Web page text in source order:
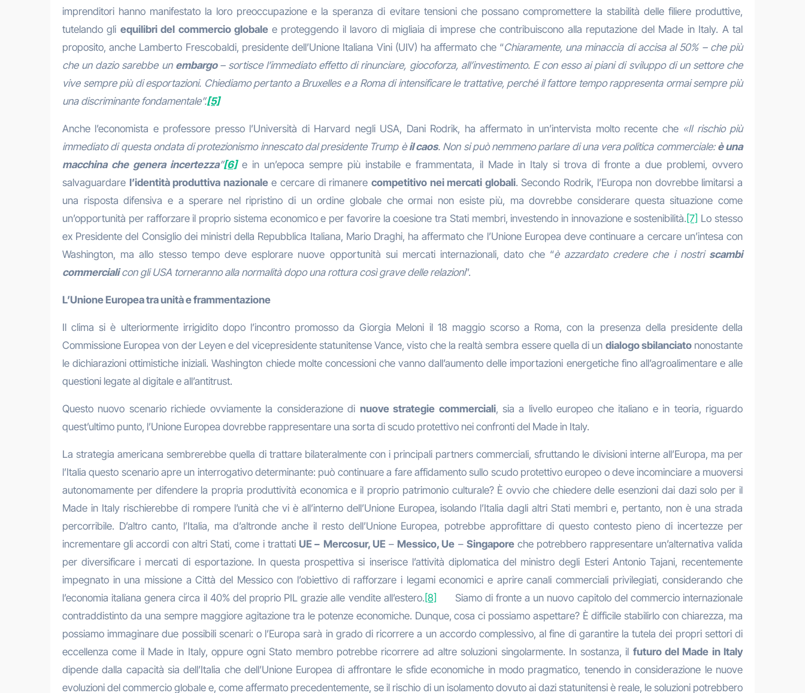
imprenditori hanno manifestato la loro preoccupazione e la speranza di evitare tensioni che possano compromettere la stabilità delle filiere produttive,
tutelando gli equilibri del commercio globale e proteggendo il lavoro di migliaia di imprese che contribuiscono alla reputazione del Made in Italy. A tal
proposito, anche Lamberto Frescobaldi, presidente dell’Unione Italiana Vini (UIV) ha affermato che “Chiaramente, una minaccia di accisa al 50% – che più
che un dazio sarebbe un embargo – sortisce l’immediato effetto di rinunciare, giocoforza, all’investimento. E con esso ai piani di sviluppo di un settore che
vive sempre più di esportazioni. Chiediamo pertanto a Bruxelles e a Roma di intensificare le trattative, perché il fattore tempo rappresenta ormai sempre più
una discriminante fondamentale”.[5]
Anche l’economista e professore presso l’Università di Harvard negli USA, Dani Rodrik, ha affermato in un’intervista molto recente che «Il rischio più
immediato di questa ondata di protezionismo innescato dal presidente Trump è il caos. Non si può nemmeno parlare di una vera politica commerciale: è una
macchina che genera incertezza”[6] e in un’epoca sempre più instabile e frammentata, il Made in Italy si trova di fronte a due problemi, ovvero
salvaguardare l’identità produttiva nazionalee cercare di rimanere competitivo nei mercati globali. Secondo Rodrik, l’Europa non dovrebbe limitarsi a
una risposta difensiva e a sperare nel ripristino di un ordine globale che ormai non esiste più, ma dovrebbe considerare questa situazione come
un’opportunità per rafforzare il proprio sistema economico e per favorire la coesione tra Stati membri, investendo in innovazione e sostenibilità.[7] Lo stesso
ex Presidente del Consiglio dei ministri della Repubblica Italiana, Mario Draghi, ha affermato che l’Unione Europea deve continuare a cercare un’intesa con
Washington, ma allo stesso tempo deve esplorare nuove opportunità sui mercati internazionali, dato che “è azzardato credere che i nostri scambi
commercialicon gli USA torneranno alla normalità dopo una rottura così grave delle relazioni”.
L’Unione Europea tra unità e frammentazione
Il clima si è ulteriormente irrigidito dopo l’incontro promosso da Giorgia Meloni il 18 maggio scorso a Roma, con la presenza della presidente della
Commissione Europea von der Leyen e del vicepresidente statunitense Vance, visto che la realtà sembra essere quella di un dialogo sbilanciatononostante
le dichiarazioni ottimistiche iniziali. Washington chiede molte concessioni che vanno dall’aumento delle importazioni energetiche fino all’agroalimentare e alle
questioni legate al digitale e all’antitrust.
Questo nuovo scenario richiede ovviamente la considerazione di nuove strategie commerciali, sia a livello europeo che italiano e in teoria, riguardo
quest’ultimo punto, l’Unione Europea dovrebbe rappresentare una sorta di scudo protettivo nei confronti del Made in Italy.
La strategia americana sembrerebbe quella di trattare bilateralmente con i principali partners commerciali, sfruttando le divisioni interne all’Europa, ma per
l’Italia questo scenario apre un interrogativo determinante: può continuare a fare affidamento sullo scudo protettivo europeo o deve incominciare a muoversi
autonomamente per difendere la propria produttività economica e il proprio patrimonio culturale? È ovvio che chiedere delle esenzioni dai dazi solo per il
Made in Italy rischierebbe di rompere l’unità che vi è all’interno dell’Unione Europea, isolando l’Italia dagli altri Stati membri e, pertanto, non è una strada
percorribile. D’altro canto, l’Italia, ma d’altronde anche il resto dell’Unione Europea, potrebbe approfittare di questo contesto pieno di incertezze per
incrementare gli accordi con altri Stati, come i trattatiUE – Mercosur, UE –Messico, Ue – Singaporeche potrebbero rappresentare un’alternativa valida
per diversificare i mercati di esportazione. In questa prospettiva si inserisce l’attività diplomatica del ministro degli Esteri Antonio Tajani, recentemente
impegnato in una missione a Città del Messico con l’obiettivo di rafforzare i legami economici e aprire canali commerciali privilegiati, considerando che
l’economia italiana genera circa il 40% del proprio PIL grazie alle vendite all’estero.[8] Siamo di fronte a un nuovo capitolo del commercio internazionale
contraddistinto da una sempre maggiore agitazione tra le potenze economiche. Dunque, cosa ci possiamo aspettare? È difficile stabilirlo con chiarezza, ma
possiamo immaginare due possibili scenari: o l’Europa sarà in grado di ricorrere a un accordo complessivo, al fine di garantire la tutela dei propri settori di
eccellenza come il Made in Italy, oppure ogni Stato membro potrebbe ricorrere ad altre soluzioni singolarmente. In sostanza, il futuro del Made in Italy
dipende dalla capacità sia dell’Italia che dell’Unione Europea di affrontare le sfide economiche in modo pragmatico, tenendo in considerazione le nuove
evoluzioni del commercio globale e, come affermato precedentemente, se il rischio di un isolamento dovuto ai dazi statunitensi è reale, le soluzioni potrebbero